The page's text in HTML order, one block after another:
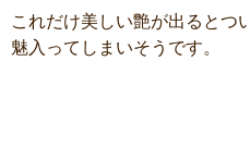
これだけ美しい艶が出るとつ
魅入ってしまいそうです。